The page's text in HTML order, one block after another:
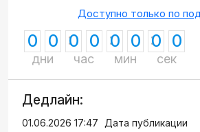
Доступно только по
0 0
дни
0 0
час
0 0
мин
0 0
сек
Дедлайн:
01.06.2026 17:47
Дата публикации